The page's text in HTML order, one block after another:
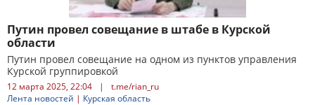
Путин провел совещание в штабе в Курской
области
Путин провел совещание на одном из пунктов управления
Курской группировкой
12 марта 2025, 22:04 |
t.me/rian_ru
Лента новостей | Курская область